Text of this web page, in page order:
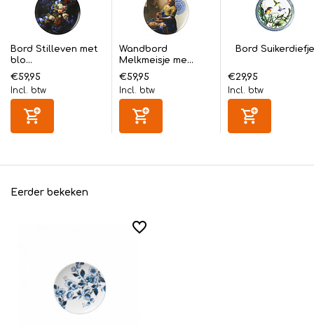
Bord Stilleven met
blo...
€59,95
Incl. btw
Wandbord
Melkmeisje me...
€59,95
Incl. btw
Bord Suikerdiefje
€29,95
Incl. btw
Eerder bekeken